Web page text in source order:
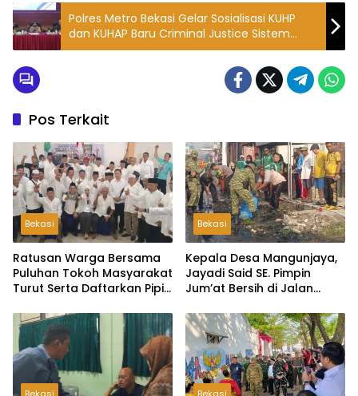
Polres Metro Bekasi Gelar Sosialisasi KUHP
dan KUHAP Baru Criminal Justice Sistem
Bersama Kejari dan Ketua PN Cikarang
Pos Terkait
Bekasi
Ratusan Warga Bersama
Puluhan Tokoh Masyarakat
Turut Serta Daftarkan Pipit
Kepala Desa Lambangsari
Bekasi
Kepala Desa Mangunjaya,
Jayadi Said SE. Pimpin
Jum’at Bersih di Jalan